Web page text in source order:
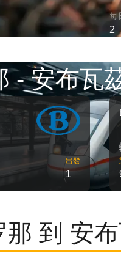
每
2
- 安布瓦
出發
1
那 到 安